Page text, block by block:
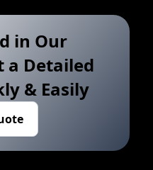
in Our
a Detailed
& Easily